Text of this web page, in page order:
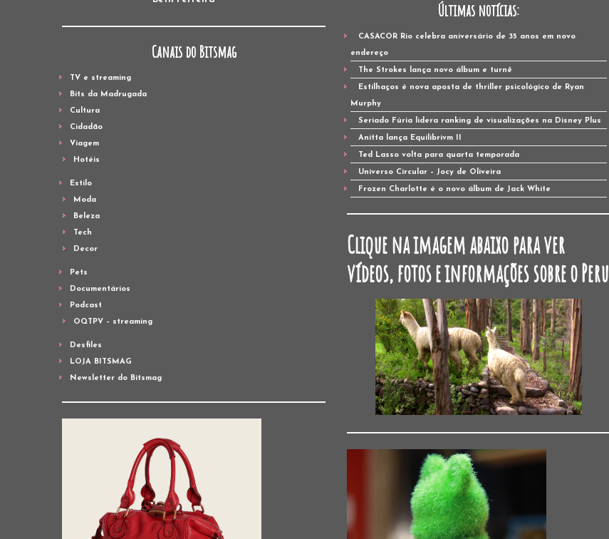
Canais do Bitsmag
TV e streaming
Bits da Madrugada
Cultura
Cidadão
Viagem
Hotéis
Estilo
Moda
Beleza
Tech
Decor
Pets
Documentários
Podcast
OQTPV – streaming
Desfiles
LOJA BITSMAG
Newsletter do Bitsmag
Últimas notícias:
CASACOR Rio celebra aniversário de 35 anos em novo
endereço
The Strokes lança novo álbum e turnê
Estilhaços é nova aposta de thriller psicológico de Ryan
Murphy
Seriado Fúria lidera ranking de visualizações na Disney Plus
Anitta lança Equilibrivm II
Ted Lasso volta para quarta temporada
Universo Circular – Jocy de Oliveira
Frozen Charlotte é o novo álbum de Jack White
Clique na imagem abaixo para ver
vídeos, fotos e informações sobre o Peru